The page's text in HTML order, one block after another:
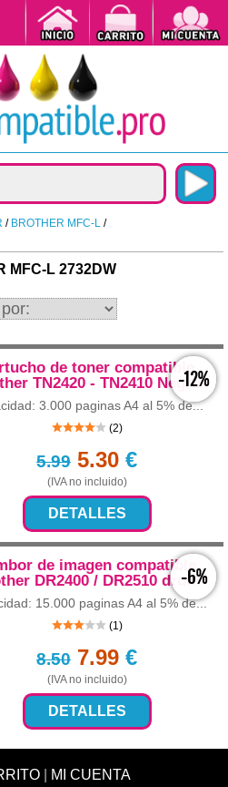
/ BROTHER MFC-L /
MFC-L 2732DW
-12%
de toner compatible
TN2420 - TN2410 Negro
3.000 paginas A4 al 5% de...
(2)
5.99 5.30 €
(IVA no incluido)
DETALLES
-6%
de imagen compatible
DR2400 / DR2510 drum
15.000 paginas A4 al 5% de...
(1)
8.50 7.99 €
(IVA no incluido)
DETALLES
|
MI CUENTA